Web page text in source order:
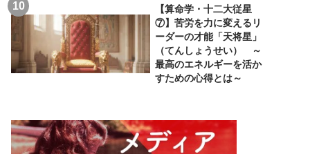
【算命学・十二大従星
⑦】苦労を力に変えるリ
ーダーの才能「天将星」
（てんしょうせい） ～
最高のエネルギーを活か
すための心得とは～